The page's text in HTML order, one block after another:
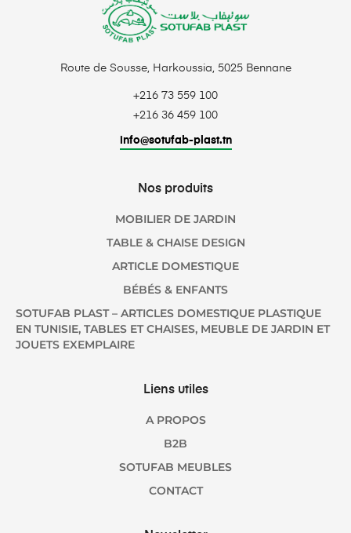
Route de Sousse, Harkoussia, 5025 Bennane
+216 73 559 100
+216 36 459 100
info@sotufab-plast.tn
Nos produits
MOBILIER DE JARDIN
TABLE & CHAISE DESIGN
ARTICLE DOMESTIQUE
BÉBÉS & ENFANTS
SOTUFAB PLAST – ARTICLES DOMESTIQUE PLASTIQUE
EN TUNISIE, TABLES ET CHAISES, MEUBLE DE JARDIN ET
JOUETS EXEMPLAIRE
Liens utiles
A PROPOS
B2B
SOTUFAB MEUBLES
CONTACT